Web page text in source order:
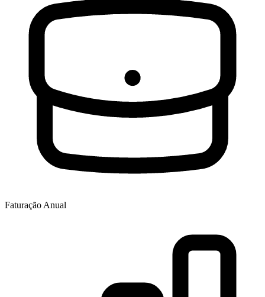
Faturação Anual